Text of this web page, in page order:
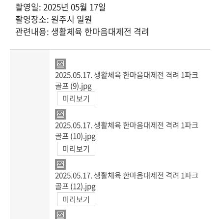
촬영일: 2025년 05월 17일
촬영장소: 원주시 일원
관련내용: 생활체육 한마음대제전 격려
2025.05.17. 생활체육 한마음대제전 격려 1파크
골프 (9).jpg
미리보기
2025.05.17. 생활체육 한마음대제전 격려 1파크
골프 (10).jpg
미리보기
2025.05.17. 생활체육 한마음대제전 격려 1파크
골프 (12).jpg
미리보기